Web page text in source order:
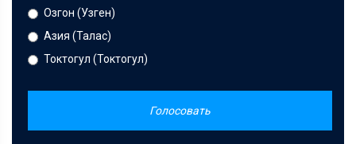
Озгон (Узген)
Азия (Талас)
Токтогул (Токтогул)
Голосовать